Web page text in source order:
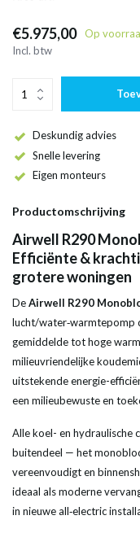
€5.975,00
Op
Incl. btw
Deskundig advies
Snelle levering
Eigen monteurs
Productomschrijving
Airwell R290
Efficiënte &
grotere woningen
DeAirwell R290
lucht/water‑warmtepomp
gemiddelde tot hoge
milieuvriendelijke
uitstekende energie-
een milieubewuste en
Alle koel- en hydraulische
buitendeel — het
vereenvoudigt en
ideaal als moderne
in nieuwe all‑electric